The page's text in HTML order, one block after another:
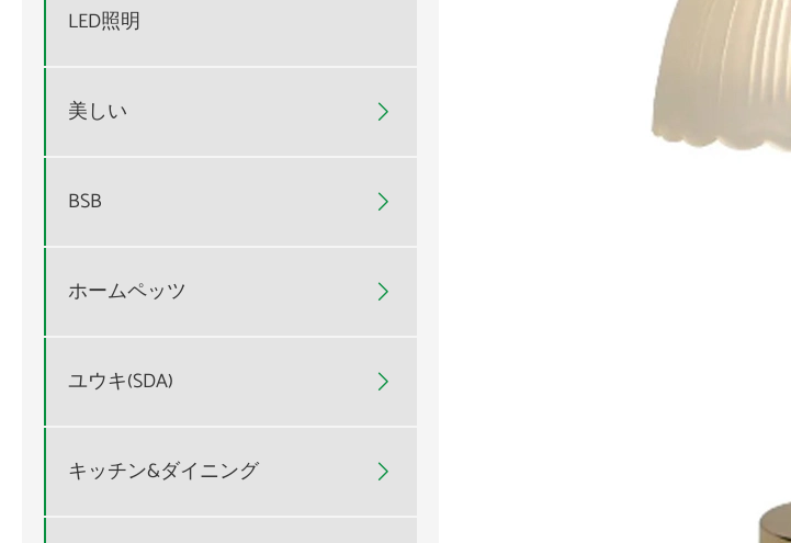
LED照明
美しい 
BSB 
ホームペッツ 
ユウキ(SDA) 
キッチン&ダイニング 